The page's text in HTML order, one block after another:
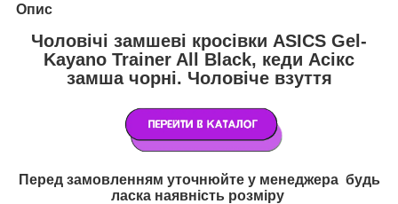
Опис
Чоловічі замшеві кросівки ASICS Gel-
Kayano Trainer All Black, кеди Асікс
замша чорні. Чоловіче взуття
Перед замовленням уточнюйте у менеджера будь
ласка наявність розміру